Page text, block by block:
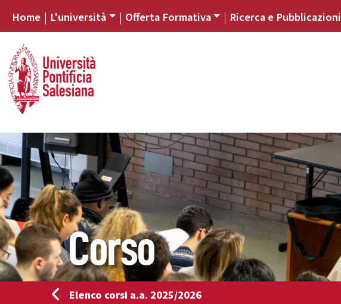
Home L'università Offerta Formativa Ricerca e Pubblicazioni
Corso
Elenco corsi a.a. 2025/2026